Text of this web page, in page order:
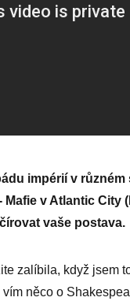
impérií v
Mafie v Atlantic City
vaše postava.
zalíbila, když jsem
něco o